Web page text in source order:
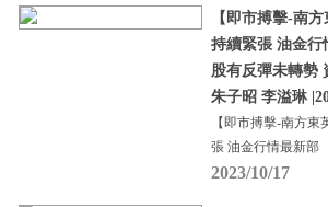
【即市搏擊-南
持續緊張 油金行
股有反彈未轉勢
朱子昭 李溢琳
【即市搏擊-南方東
張 油金行情最新部
2023/10/17